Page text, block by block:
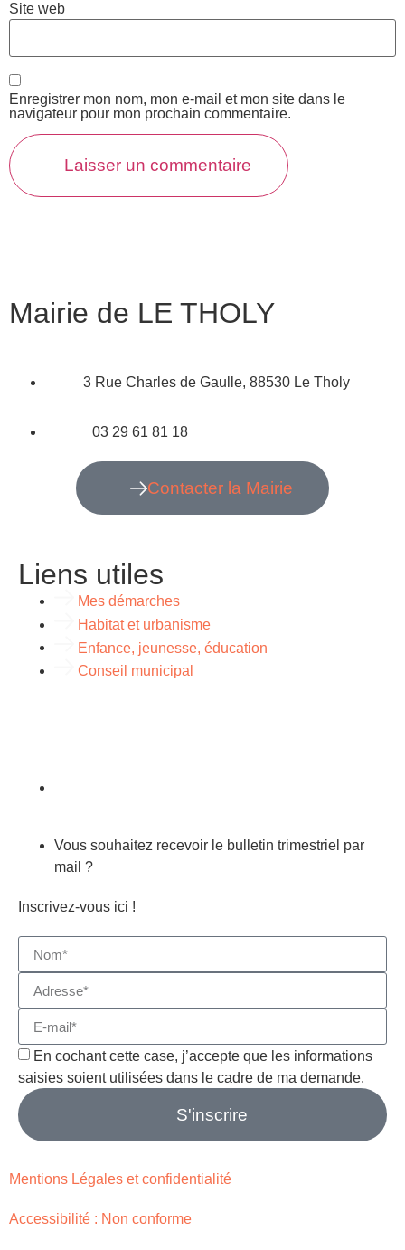
Site web
Enregistrer mon nom, mon e-mail et mon site dans le
navigateur pour mon prochain commentaire.
Mairie de LE THOLY
3 Rue Charles de Gaulle, 88530 Le Tholy
03 29 61 81 18
Contacter la Mairie
Liens utiles
Mes démarches
Habitat et urbanisme
Enfance, jeunesse, éducation
Conseil municipal
Vous souhaitez recevoir le bulletin trimestriel par
mail ?
Inscrivez-vous ici !
En cochant cette case, j’accepte que les informations
saisies soient utilisées dans le cadre de ma demande.
S'inscrire
Mentions Légales et confidentialité
Accessibilité : Non conforme